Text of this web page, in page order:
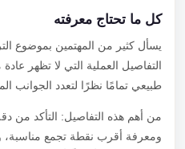
كل ما تحتاج معرفته
يسأل كثير من المهتمين بموضوع
التفاصيل العملية التي لا تظهر عادة
طبيعي تمامًا نظرًا لتعدد الجوانب
من أهم هذه التفاصيل: التأكد من دقة
ومعرفة أقرب نقطة تجمع مناسبة،